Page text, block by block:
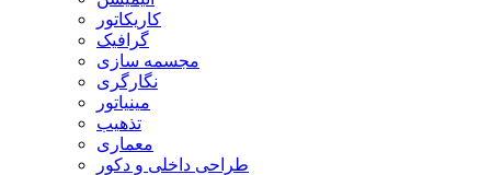
کاریکاتور
گرافیک
مجسمه سازی
نگارگری
مینیاتور
تذهیب
معماری
طراحی داخلی و دکور